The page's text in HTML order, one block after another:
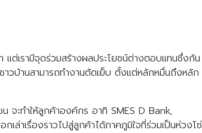
แต่เรามีจุดร่วมสร้างผลประโยชน์ต่างตอบแทนซึ่งกัน
ชาวบ้านสามารถทำงานตัดเย็บ ตั้งแต่หลักหมื่นถึงหลัก
จะทำให้ลูกค้าองค์กร อาทิ SMES D Bank,
ล่าเรื่องราวไปสู่ลูกค้าได้ภาคภูมิใจที่ร่วมเป็นห่วงโซ่